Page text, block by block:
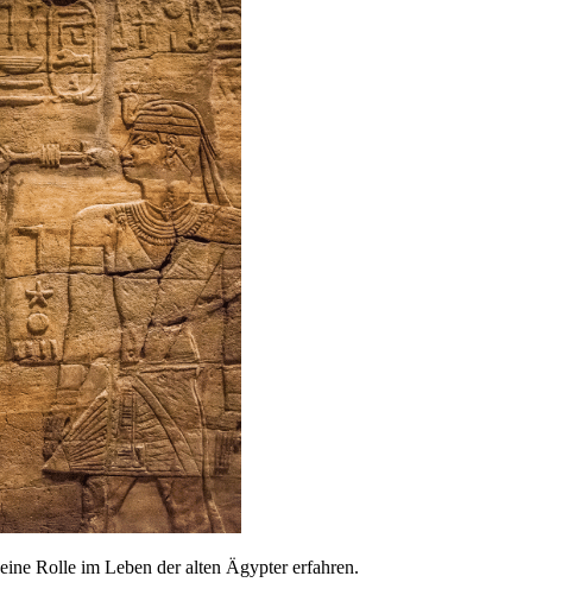
Rolle im Leben der alten Ägypter erfahren.